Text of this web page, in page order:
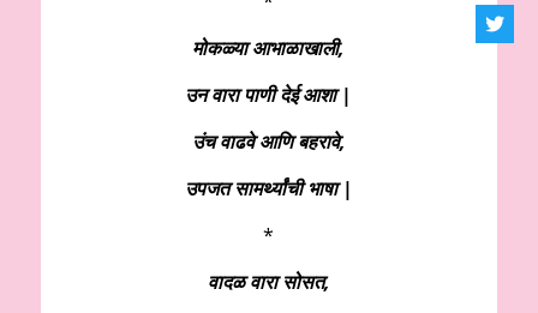
मोकळ्या आभाळाखाली,
उन वारा पाणी देई आशा |
उंच वाढवे आणि बहरावे,
उपजत सामर्थ्यांची भाषा |
*
वादळ वारा सोसत,